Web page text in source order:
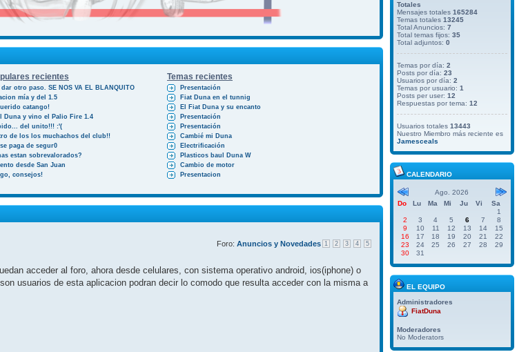
recientes Temas recientes
otro paso. SE NOS VA EL BLANQUITO
mía y del 1.5
catango!
Duna y vino el Palio Fire 1.4
del unito!!! :'(
de los los muchachos del club!!
paga de segur0
estan sobrevalorados?
desde San Juan
consejos!
Presentación
Fiat Duna en el tunnig
El Fiat Duna y su encanto
Presentación
Presentación
Cambié mi Duna
Electrificación
Plasticos baul Duna W
Cambio de motor
Presentacion
1 2 3 4 5
Foro: Anuncios y Novedades
acceder al foro, ahora desde celulares, con sistema operativo android, ios(iphone) o
usuarios de esta aplicacion podran decir lo comodo que resulta acceder con la misma a
Totales
Mensajes totales 165284
Temas totales 13245
Total Anuncios: 7
Total temas fijos: 35
Total adjuntos: 0
Temas por día: 2
Posts por día: 23
Usuarios por día: 2
Temas por usuario: 1
Posts per user: 12
Respuestas por tema: 12
Usuarios totales 13443
Nuestro Miembro más reciente es
Jamesceals
CALENDARIO
Ago. 2026
Do
Lu Ma Mi Ju Vi
Sa
1
2
3 4 5 6 7
8
9
10 11 12 13 14
15
16
17 18 19 20 21
22
23
24 25 26 27 28
29
30
31
EL EQUIPO
Administradores
FiatDuna
Moderadores
No Moderators